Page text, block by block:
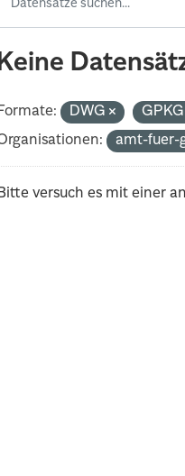
Keine
DWG
amt-fuer-
versuch es mit einer